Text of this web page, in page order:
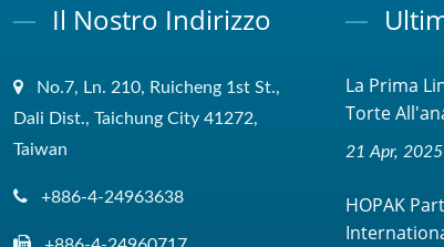
Il Nostro Indirizzo
No.7, Ln. 210, Ruicheng 1st St.,
Dali Dist., Taichung City 41272,
Taiwan
+886-4-24963638
La Prima
Torte
21 Apr, 2025
HOPAK